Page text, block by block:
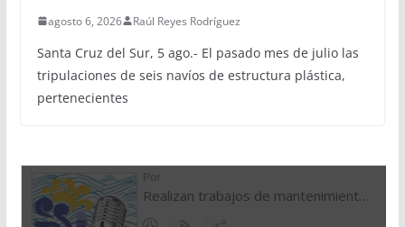
agosto 6, 2026 Raúl Reyes Rodríguez
Santa Cruz del Sur, 5 ago.- El pasado mes de julio las
tripulaciones de seis navíos de estructura plástica,
pertenecientes